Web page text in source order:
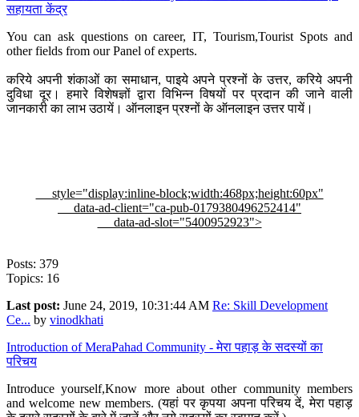
सहायता केंद्र
You can ask questions on career, IT, Tourism,Tourist Spots and
other fields from our Panel of experts.
करिये अपनी शंकाओं का समाधान, पाइये अपने प्रश्नों के उत्तर, करिये अपनी
दुविधा दूर। हमारे विशेषज्ञों द्वारा विभिन्न विषयों पर प्रदान की जाने वाली
जानकारी का लाभ उठायें। ऑनलाइन प्रश्नों के ऑनलाइन उत्तर पायें।
style="display:inline-block;width:468px;height:60px"
data-ad-client="ca-pub-0179380496252414"
data-ad-slot="5400952923">
Posts: 379
Topics: 16
Last post: June 24, 2019, 10:31:44 AM Re: Skill Development
Ce... by vinodkhati
Introduction of MeraPahad Community - मेरा पहाड़ के सदस्यों का
परिचय
Introduce yourself,Know more about other community members
and welcome new members. (यहां पर कृपया अपना परिचय दें, मेरा पहाड़